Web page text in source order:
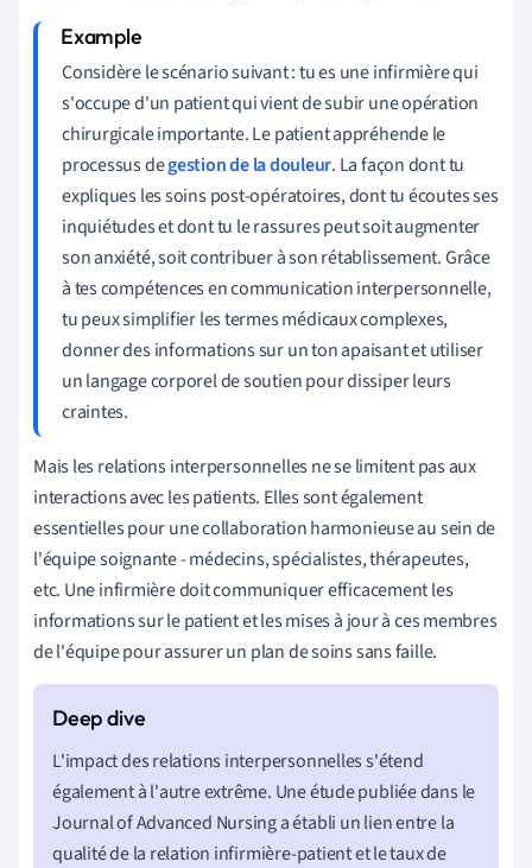
Considère le scénario suivant : tu es une infirmière qui
s'occupe d'un patient qui vient de subir une opération
chirurgicale importante. Le patient appréhende le
processus degestion de la douleur. La façon dont tu
expliques les soins post-opératoires, dont tu écoutes ses
inquiétudes et dont tu le rassures peut soit augmenter
son anxiété, soit contribuer à son rétablissement. Grâce
à tes compétences en communication interpersonnelle,
tu peux simplifier les termes médicaux complexes,
donner des informations sur un ton apaisant et utiliser
un langage corporel de soutien pour dissiper leurs
craintes.
Mais les relations interpersonnelles ne se limitent pas aux
interactions avec les patients. Elles sont également
essentielles pour une collaboration harmonieuse au sein de
l'équipe soignante - médecins, spécialistes, thérapeutes,
etc. Une infirmière doit communiquer efficacement les
informations sur le patient et les mises à jour à ces membres
de l'équipe pour assurer un plan de soins sans faille.
L'impact des relations interpersonnelles s'étend
également à l'autre extrême. Une étude publiée dans le
Journal of Advanced Nursing a établi un lien entre la
qualité de la relation infirmière-patient et le taux de